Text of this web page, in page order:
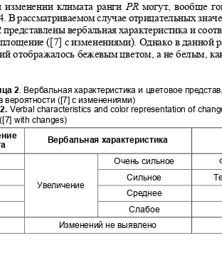
климата ранги PR могут, вообще
В рассматриваемом случае отрицательных
представлены вербальная характеристика и
([7] с изменениями). Однако в данной
отображалось бежевым цветом, а не белым,
2
Вербальная характеристика и цветовое
вероятности ([7] с изменениями)
Verbal characteristics and color representation of
with changes)
Вербальная характеристика
Очень сильное
Сильное
Увеличение
Среднее
Слабое
Изменений не выявлено